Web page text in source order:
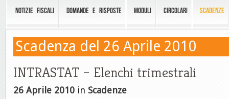
NOTIZIE FISCALI DOMANDE E RISPOSTE MODULI CIRCOLARI SCADENZE
Scadenza del 26 Aprile 2010
INTRASTAT – Elenchi trimestrali
26 Aprile 2010 in Scadenze